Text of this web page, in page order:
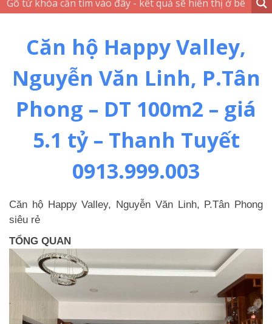
Căn hộ Happy Valley,
Nguyễn Văn Linh, P.Tân
Phong – DT 100m2 – giá
5.1 tỷ – Thanh Tuyết
0913.999.003
Căn hộ Happy Valley, Nguyễn Văn Linh, P.Tân Phong
siêu rẻ
TỔNG QUAN